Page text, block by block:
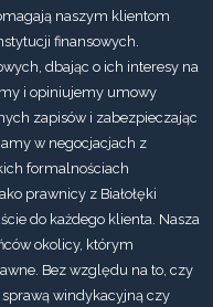
naszym klientom
finansowych.
dbając o ich interesy na
i opiniujemy umowy
zapisów i zabezpieczając
w negocjacjach z
formalnościach
prawnicy z Białołęki
do każdego klienta. Nasza
okolicy, którym
Bez względu na to, czy
windykacyjną czy